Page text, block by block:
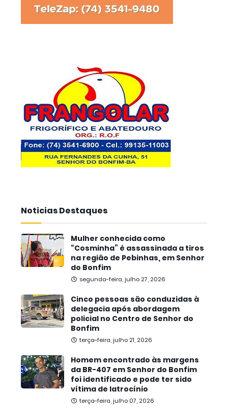
Noticias Destaques
Mulher conhecida como
“Cosminha” é assassinada a tiros
na região de Pebinhas, em Senhor
do Bonfim
segunda-feira, julho 27, 2026
Cinco pessoas são conduzidas à
delegacia após abordagem
policial no Centro de Senhor do
Bonfim
terça-feira, julho 21, 2026
Homem encontrado às margens
da BR-407 em Senhor do Bonfim
foi identificado e pode ter sido
vítima de latrocínio
terça-feira, julho 07, 2026